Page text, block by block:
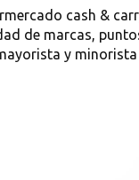
cash &
de marcas,
y